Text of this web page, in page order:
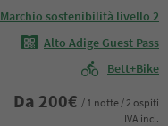
Marchio sostenibilità livello 2
Alto Adige Guest Pass
Bett+Bike
Da 200€ / 1 notte / 2 ospiti
IVA incl.